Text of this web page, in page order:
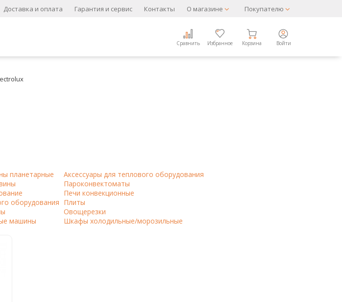
Доставка и оплата Гарантия и сервис Контакты О магазине Покупателю
Сравнить Избранное Корзина Войти
планетарные
оборудования
машины
Аксессуары для теплового оборудования
Пароконвектоматы
Печи конвекционные
Плиты
Овощерезки
Шкафы холодильные/морозильные